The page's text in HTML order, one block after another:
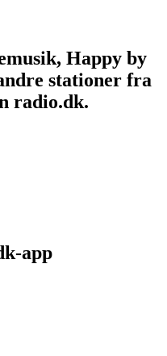
Happy by
stationer fra
radio.dk.
app